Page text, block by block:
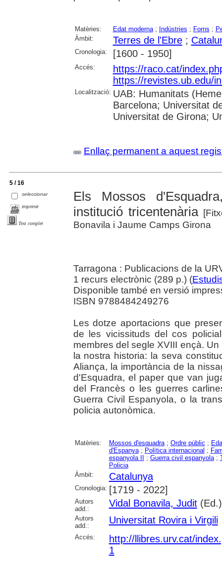
Matèries: Edat moderna; Indústries ; Forns ;
Àmbit:
Terres de l'Ebre;
Cronologia: [1600 - 1950]
Accés:
https://raco.cat/
https://revistes.ub.edu/
Localització: UAB: Humanitats
Barcelona; Universitat
Universitat de Girona;
Enllaç permanent a aquest
5 / 16
seleccionar
imprimir
Text complet
Els Mossos
institució tricentenària
Bonavila i Jaume Camps Girona
Tarragona : Publicacions de la
1 recurs electrònic (289 p.) (
Disponible també en versió
ISBN 9788484249276
Les dotze aportacions que
de les vicissituds del cos
membres del segle XVIII ençà.
la nostra historia: la seva
Aliança, la importància de la
d'Esquadra, el paper que van
del Francès o les guerres
Guerra Civil Espanyola, o la
policia autonòmica.
Matèries: Mossos d'esquadra; Ordre públic ;
d'Espanya; Política internacional ;
espanyola II
; Guerra civil espanyola;
Policia
Àmbit:
Catalunya
Cronologia: [1719 - 2022]
Autors
add.:
Vidal Bonavila, Judit
Autors
add.:
Universitat Rovira i Virgili
Accés:
http://llibres.urv.cat/
1